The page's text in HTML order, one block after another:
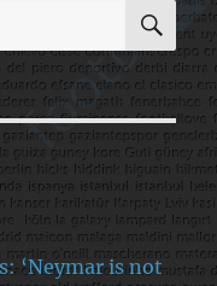
‘Neymar is not